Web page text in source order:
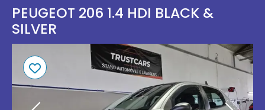
PEUGEOT 206 1.4 HDI BLACK &
SILVER